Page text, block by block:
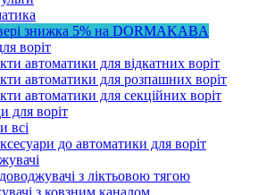
знижка 5% на DORMAKABA
воріт
автоматики для відкатних воріт
автоматики для розпашних воріт
автоматики для секційних воріт
для воріт
всі
до автоматики для воріт
з ліктьовою тягою
з ковзним каналом